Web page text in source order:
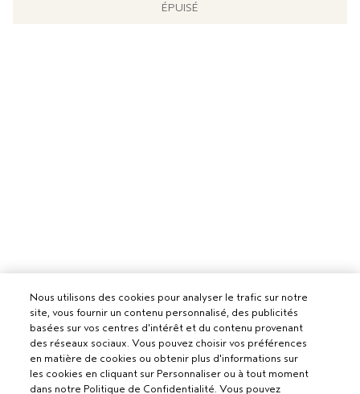
ÉPUISÉ
Nous utilisons des cookies pour analyser le trafic sur notre
site, vous fournir un contenu personnalisé, des publicités
basées sur vos centres d'intérêt et du contenu provenant
des réseaux sociaux. Vous pouvez choisir vos préférences
en matière de cookies ou obtenir plus d'informations sur
les cookies en cliquant sur Personnaliser ou à tout moment
dans notre Politique de Confidentialité. Vous pouvez